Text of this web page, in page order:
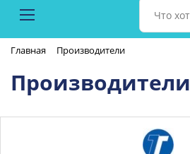
Главная Производители
Производители